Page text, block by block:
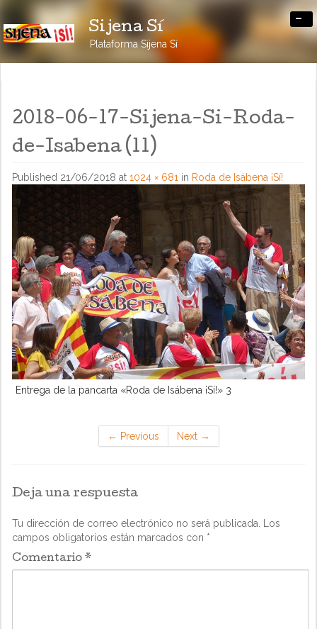
Sijena Sí
Plataforma Sijena Sí
-
2018-06-17-Sijena-Si-Roda-
de-Isabena (11)
Published 21/06/2018 at 1024 × 681 in Roda de Isábena ¡Sí!
Entrega de la pancarta «Roda de Isábena ¡Sí!» 3
← Previous Next →
Deja una respuesta
Tu dirección de correo electrónico no será publicada. Los
campos obligatorios están marcados con *
Comentario *